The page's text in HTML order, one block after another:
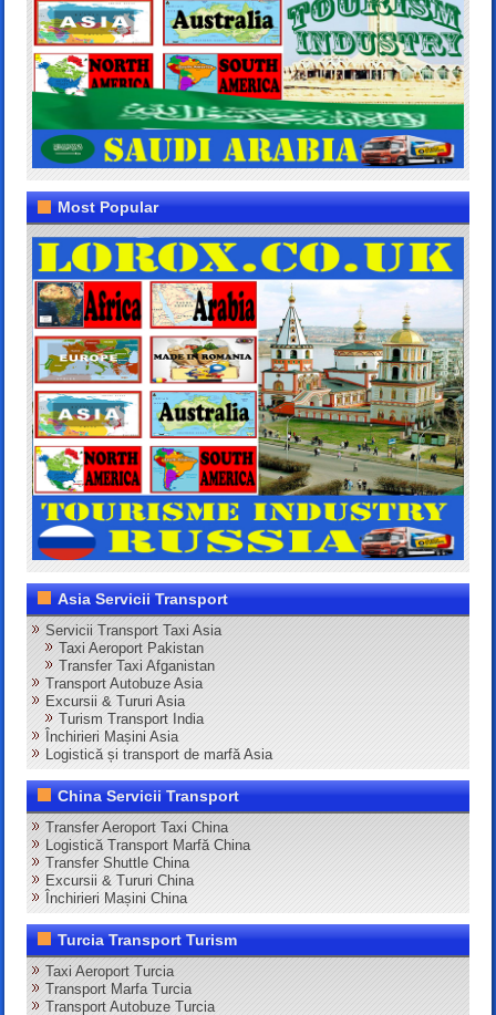
Most Popular
Asia Servicii Transport
Servicii Transport Taxi Asia
Taxi Aeroport Pakistan
Transfer Taxi Afganistan
Transport Autobuze Asia
Excursii & Tururi Asia
Turism Transport India
Închirieri Mașini Asia
Logistică și transport de marfă Asia
China Servicii Transport
Transfer Aeroport Taxi China
Logistică Transport Marfă China
Transfer Shuttle China
Excursii & Tururi China
Închirieri Mașini China
Turcia Transport Turism
Taxi Aeroport Turcia
Transport Marfa Turcia
Transport Autobuze Turcia